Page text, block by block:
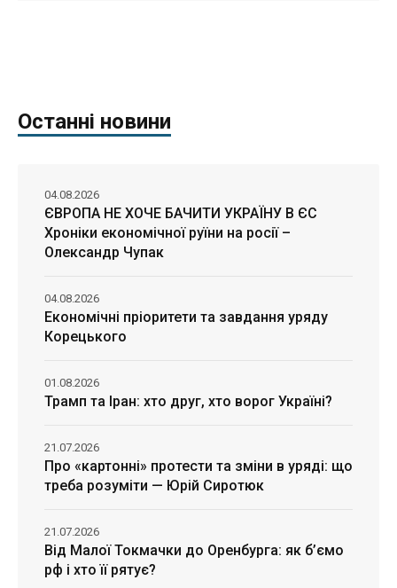
Останні новини
ЄВРОПА НЕ ХОЧЕ БАЧИТИ УКРАЇНУ В ЄС
Хроніки економічної руїни на росії –
Олександр Чупак
04.08.2026
Економічні пріоритети та завдання уряду
Корецького
04.08.2026
Трамп та Іран: хто друг, хто ворог Україні?
01.08.2026
Про «картонні» протести та зміни в уряді: що
треба розуміти — Юрій Сиротюк
21.07.2026
Від Малої Токмачки до Оренбурга: як б’ємо
рф і хто її рятує?
21.07.2026